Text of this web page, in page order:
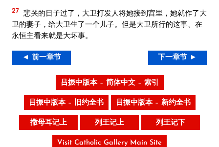
27 悲哭的日子过了，大卫打发人将她接到宫里，她就作了大
卫的妻子，给大卫生了一个儿子。但是大卫所行的这事、在
永恒主看来就是大坏事。
◄ 前一章节 下一章节 ►
吕振中版本 – 简体中文 – 索引
吕振中版本 – 旧约全书 吕振中版本 – 新约全书
撒母耳记上 列王记上 列王记下
Visit Catholic Gallery Main Site